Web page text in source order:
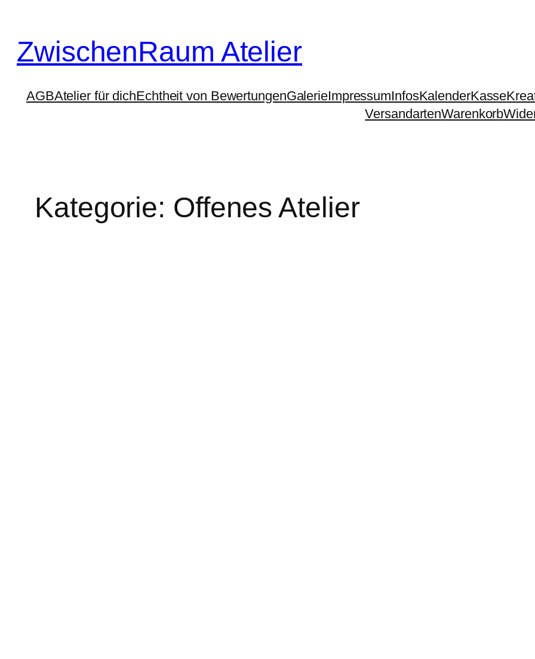
springen
ZwischenRaum Atelier
AGBAtelier für dichEchtheit von BewertungenGalerieImpressumInfosKalenderKasse
VersandartenWarenkorb
Kategorie: Offenes Atelier